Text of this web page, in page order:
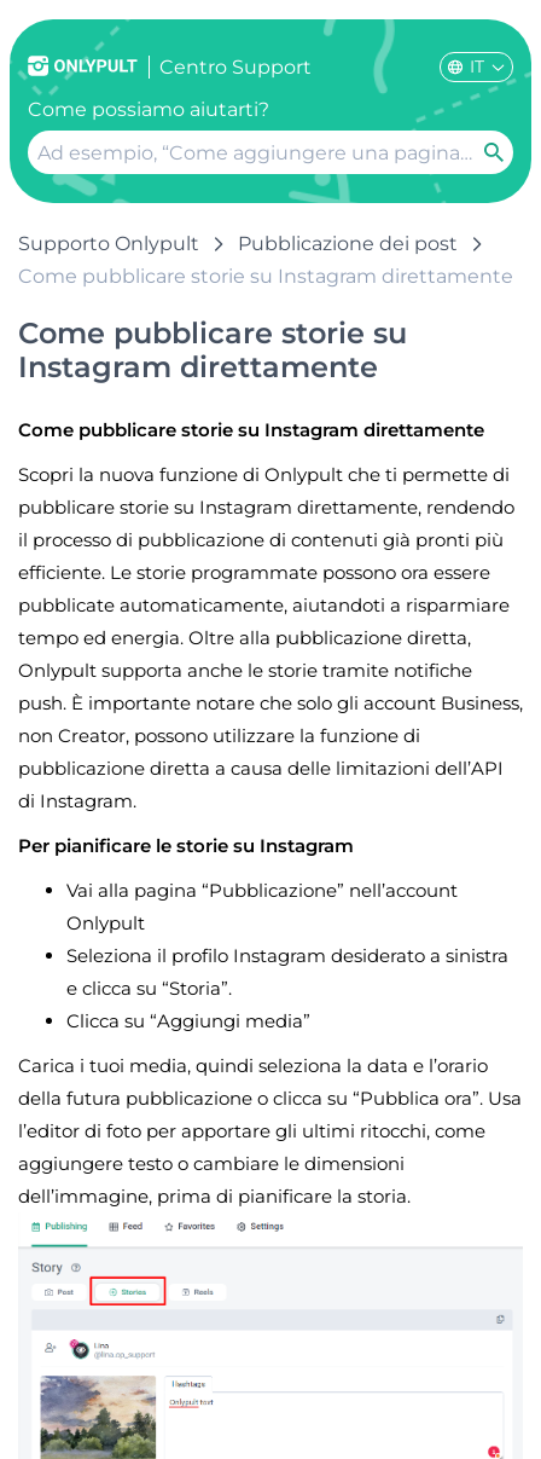
Centro Support IT
Come possiamo aiutarti?
Supporto Onlypult
Pubblicazione dei post
Come pubblicare storie su Instagram direttamente
Come pubblicare storie su
Instagram direttamente
Come pubblicare storie su Instagram direttamente
Scopri la nuova funzione di Onlypult che ti permette di
pubblicare storie su Instagram direttamente, rendendo
il processo di pubblicazione di contenuti già pronti più
efficiente. Le storie programmate possono ora essere
pubblicate automaticamente, aiutandoti a risparmiare
tempo ed energia. Oltre alla pubblicazione diretta,
Onlypult supporta anche le storie tramite notifiche
push. È importante notare che solo gli account Business,
non Creator, possono utilizzare la funzione di
pubblicazione diretta a causa delle limitazioni dell’API
di Instagram.
Per pianificare le storie su Instagram
Vai alla pagina “Pubblicazione” nell’account
Onlypult
Seleziona il profilo Instagram desiderato a sinistra
e clicca su “Storia”.
Clicca su “Aggiungi media”
Carica i tuoi media, quindi seleziona la data e l’orario
della futura pubblicazione o clicca su “Pubblica ora”. Usa
l’editor di foto per apportare gli ultimi ritocchi, come
aggiungere testo o cambiare le dimensioni
dell’immagine, prima di pianificare la storia.